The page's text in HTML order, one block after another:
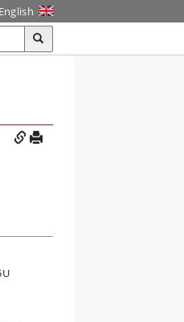
English